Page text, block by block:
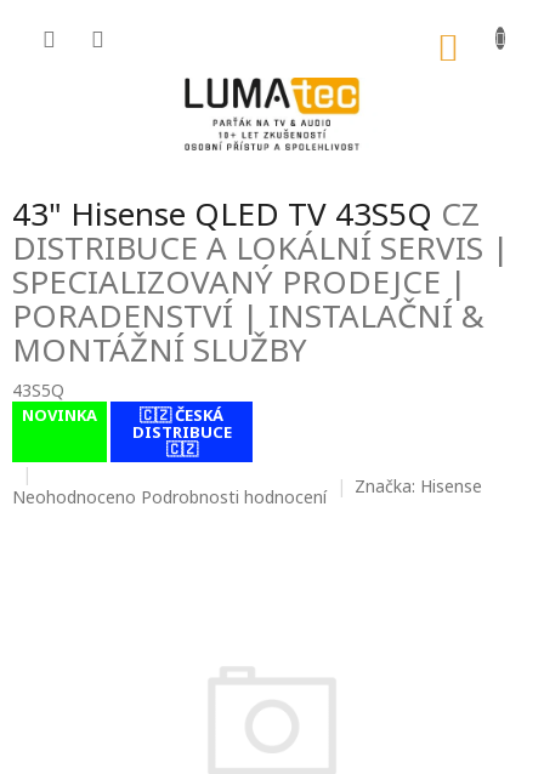
43" Hisense QLED TV 43S5Q CZ
DISTRIBUCE A LOKÁLNÍ SERVIS |
SPECIALIZOVANÝ PRODEJCE |
PORADENSTVÍ | INSTALAČNÍ &
MONTÁŽNÍ SLUŽBY
43S5Q
NOVINKA 🇨🇿 ČESKÁ
DISTRIBUCE
🇨🇿
Průměrné
Neohodnoceno Podrobnosti hodnocení Značka: Hisense